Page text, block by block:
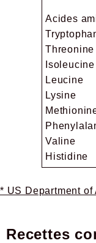
Acides
Threonine
Isoleucine
Leucine
Lysine
Valine
Histidine
* US Department of
Recettes